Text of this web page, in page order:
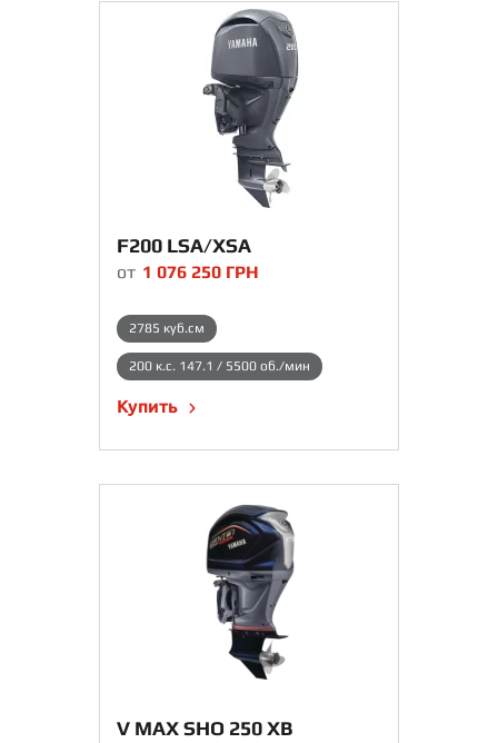
F200 LSA/XSA
от 1 076 250 ГРН
2785 куб.см
200 к.с. 147.1 / 5500 об./мин
Купить
V MAX SHO 250 XB